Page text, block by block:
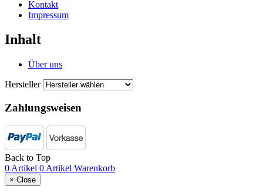
Kontakt
Impressum
Inhalt
Über uns
Hersteller
Zahlungsweisen
Back to Top
0 Artikel 0 Artikel Warenkorb
× Close